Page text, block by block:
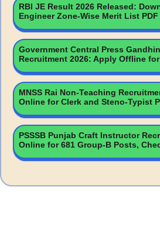
RBI JE Result 2026 Released:
Engineer Zone-Wise Merit List PDF
Government Central Press
Recruitment 2026: Apply Offline
MNSS Rai Non-Teaching
Online for Clerk and Steno-Typist
PSSSB Punjab Craft Instructor
Online for 681 Group-B Posts,